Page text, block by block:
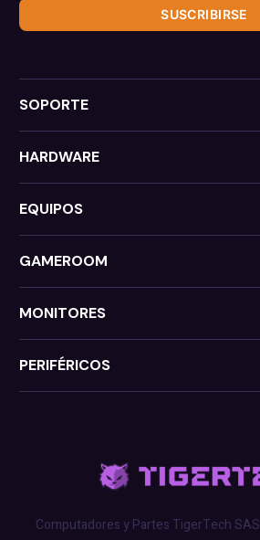
SUSCRIBIRSE
SOPORTE
HARDWARE
EQUIPOS
GAMEROOM
MONITORES
PERIFÉRICOS
Computadores y Partes TigerTech SAS